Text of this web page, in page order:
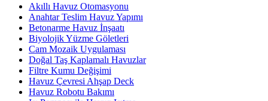
Akıllı Havuz Otomasyonu
Anahtar Teslim Havuz Yapımı
Betonarme Havuz İnşaatı
Biyolojik Yüzme Göletleri
Cam Mozaik Uygulaması
Doğal Taş Kaplamalı Havuzlar
Filtre Kumu Değişimi
Havuz Çevresi Ahşap Deck
Havuz Robotu Bakımı